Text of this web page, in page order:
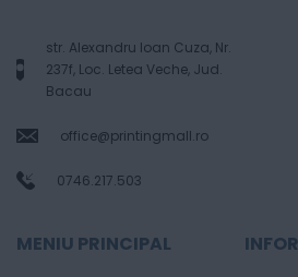
str. Alexandru Ioan Cuza, Nr.
237f, Loc. Letea Veche, Jud.
Bacau
office@printingmall.ro
0746.217.503
MENIU PRINCIPAL